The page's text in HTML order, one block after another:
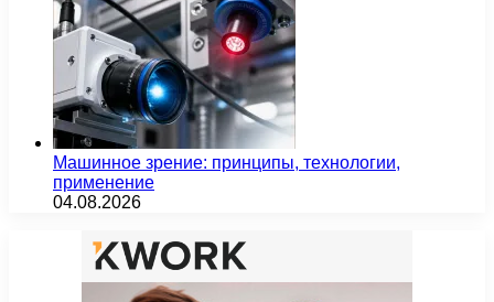
Машинное зрение: принципы, технологии,
применение
04.08.2026